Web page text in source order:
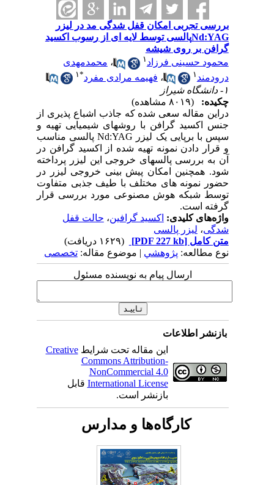
بررسی تجربی امکان قفل شدگی مد در لیزر
Nd:YAGپالسی توسط لایه ای از رسوب اکسید
گرافن بر روی شیشه
محمود حسینی فرزاد ۱ ،محمدمهدی
درودمند۱ ،فهیمه مرادی مفرد ۱
چکیده:
دراین مقاله سعی شده که جاذب اشباع پذیری از
جنس اکسید گرافن با روشهای شیمیایی تهیه و
سپس با برپایی یک لیزر Nd:YAG پالسی مناسب
و قرار دادن نمونه تهیه شده از اکسید گرافن در
آن به بررسی پالسهای خروجی این لیزر پرداخته
شود. همچنین امکان پیش بینی خروجی لیزر در
حضور نمونه های مختلف با طیف جذبی متفاوت
توسط شبکه هوش مصنوعی مورد بررسی قرار
گرفته است.
واژه‌های کلیدی:اکسید گرافین،حالت قفل
شدگی،لیزر پالسی
متن کامل[PDF 227 kb]
نوع مطالعه:پژوهشي| موضوع مقاله:تخصصی
ارسال پیام به نویسنده مسئول
بازنشر اطلاعات
این مقاله تحت شرایطCreative
Commons Attribution-
NonCommercial 4.0
International Licenseقابل
بازنشر است.
کارگاه‌ها و مدارس